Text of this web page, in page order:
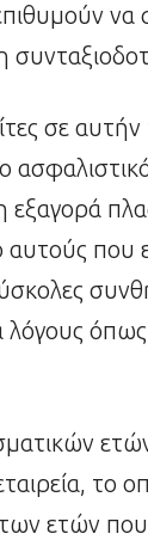
να
σε αυτήν
που
λόγους
το
ετών που